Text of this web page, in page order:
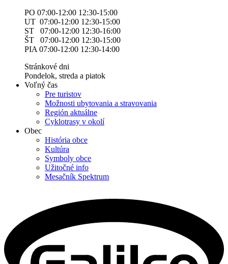
PO 07:00-12:00 12:30-15:00
UT 07:00-12:00 12:30-15:00
ST 07:00-12:00 12:30-16:00
ŠT 07:00-12:00 12:30-15:00
PIA 07:00-12:00 12:30-14:00
Stránkové dni
Pondelok, streda a piatok
Voľný čas
Pre turistov
Možnosti ubytovania a stravovania
Región aktuálne
Cyklotrasy v okolí
Obec
História obce
Kultúra
Symboly obce
Užitočné info
Mesačník Spektrum